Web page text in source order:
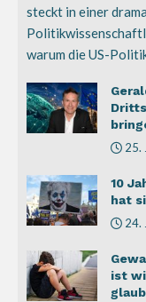
steckt in einer
warum die US-
25.
10
hat
24.
ist